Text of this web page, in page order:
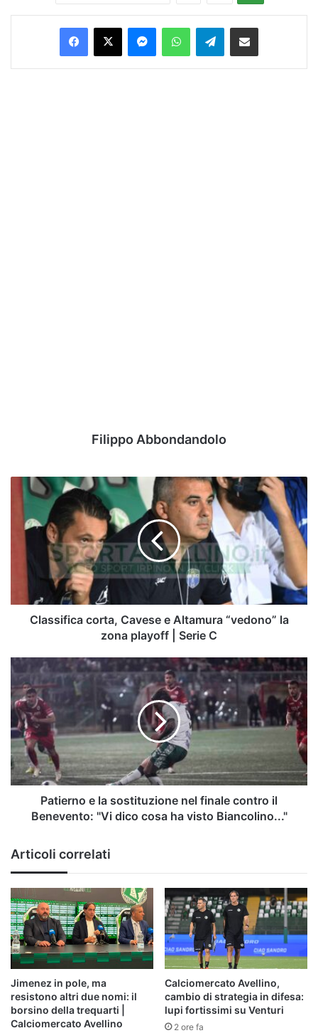
Facebook
X MessengerWhatsAppTelegramCondividi via Email
Filippo Abbondandolo
Classifica
corta,
Altamura
“vedono”
playoff
Classifica corta, Cavese e Altamura “vedono” la
zona playoff | Serie C
Patierno
la
sostituzione
nel
finale
contro
il
Benevento:
visto
Biancolino..."
Patierno e la sostituzione nel finale contro il
Benevento: "Vi dico cosa ha visto Biancolino..."
Articoli correlati
Jimenez in pole, ma
resistono altri due nomi: il
borsino della trequarti |
Calciomercato Avellino
Calciomercato Avellino,
cambio di strategia in difesa:
lupi fortissimi su Venturi
2 ore fa